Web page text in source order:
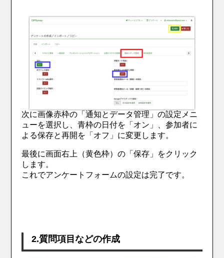
次に画像赤枠の「通知とデータ管理」の設定メニ
ューを選択し、青枠の日付を「オン」、参加者に
よる保存と再開を「オフ」に変更します。
最後に画面右上（黄色枠）の「保存」をクリック
します。
これでアンケートフォームの設定は完了です。
2.質問項目などの作成